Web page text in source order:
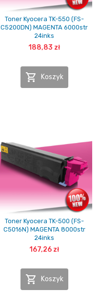
Toner Kyocera TK-550 (FS-
C5200DN) MAGENTA 6000str
24inks
188,83 zł
 Koszyk
Toner Kyocera TK-500 (FS-
C5016N) MAGENTA 8000str
24inks
167,26 zł
 Koszyk